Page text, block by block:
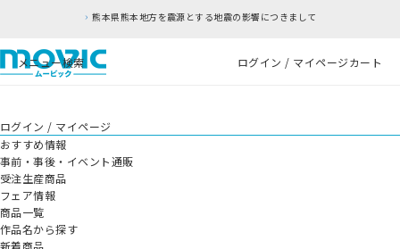
熊本県熊本地方を震源とする地震の影響につきまして
メニュー検索 ログイン / マイページカート
ログイン / マイページ
おすすめ情報
事前・事後・イベント通販
受注生産商品
フェア情報
商品一覧
作品名から探す
新着商品